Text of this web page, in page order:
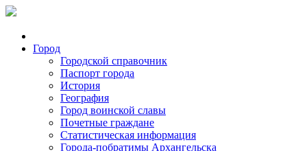
Город
Городской справочник
Паспорт города
История
География
Город воинской славы
Почетные граждане
Статистическая информация
Города-побратимы Архангельска